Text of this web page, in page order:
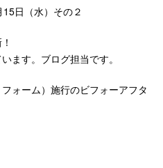
日（水）その２
ます。ブログ担当です。
ォーム）施行のビフォーアフタ